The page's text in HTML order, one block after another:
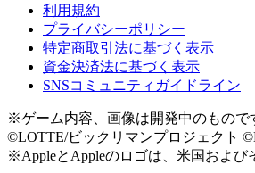
利用規約
プライバシーポリシー
特定商取引法に基づく表示
資金決済法に基づく表示
SNSコミュニティガイドライン
※ゲーム内容、画像は開発中のもので
©LOTTE/ビックリマンプロジェクト
※AppleとAppleのロゴは、米国および